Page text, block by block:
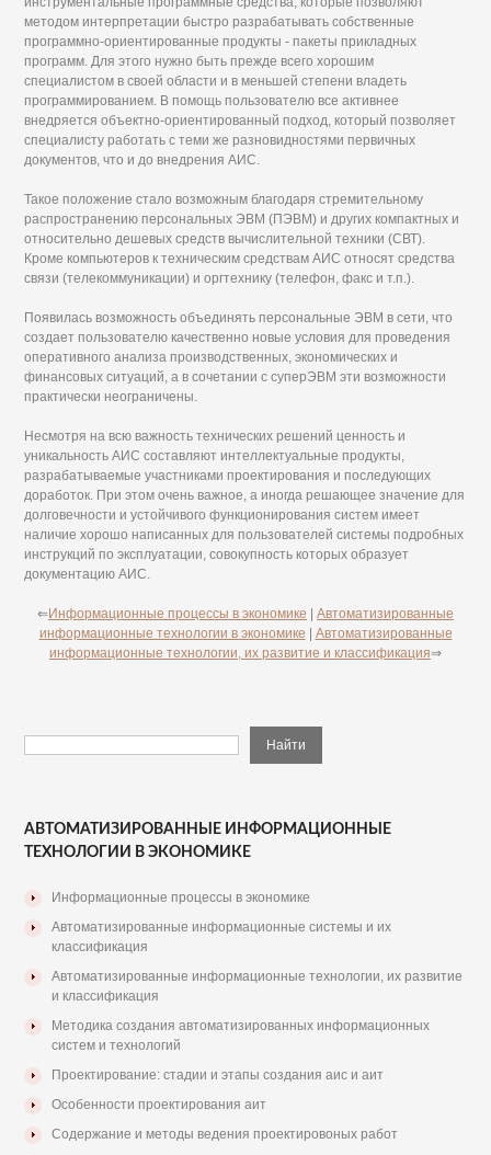
методом интерпретации быстро разрабатывать собственные
программно-ориентированные продукты - пакеты прикладных
программ. Для этого нужно быть прежде всего хорошим
специалистом в своей области и в меньшей степени владеть
программированием. В помощь пользователю все активнее
внедряется объектно-ориентированный подход, который позволяет
специалисту работать с теми же разновидностями первичных
документов, что и до внедрения АИС.
Такое положение стало возможным благодаря стремительному
распространению персональных ЭВМ (ПЭВМ) и других компактных и
относительно дешевых средств вычислительной техники (СВТ).
Кроме компьютеров к техническим средствам АИС относят средства
связи (телекоммуникации) и оргтехнику (телефон, факс и т.п.).
Появилась возможность объединять персональные ЭВМ в сети, что
создает пользователю качественно новые условия для проведения
оперативного анализа производственных, экономических и
финансовых ситуаций, а в сочетании с суперЭВМ эти возможности
практически неограничены.
Несмотря на всю важность технических решений ценность и
уникальность АИС составляют интеллектуальные продукты,
разрабатываемые участниками проектирования и последующих
доработок. При этом очень важное, а иногда решающее значение для
долговечности и устойчивого функционирования систем имеет
наличие хорошо написанных для пользователей системы подробных
инструкций по эксплуатации, совокупность которых образует
документацию АИС.
⇐Информационные процессы в экономике
Автоматизированные
информационные технологии в экономике
Автоматизированные
информационные технологии, их развитие и классификация⇒
АВТОМАТИЗИРОВАННЫЕ ИНФОРМАЦИОННЫЕ
ТЕХНОЛОГИИ В ЭКОНОМИКЕ
Информационные процессы в экономике
Автоматизированные информационные системы и их
классификация
Автоматизированные информационные технологии, их развитие
и классификация
Методика создания автоматизированных информационных
систем и технологий
Проектирование: стадии и этапы создания аис и аит
Особенности проектирования аит
Содержание и методы ведения проектировоных работ